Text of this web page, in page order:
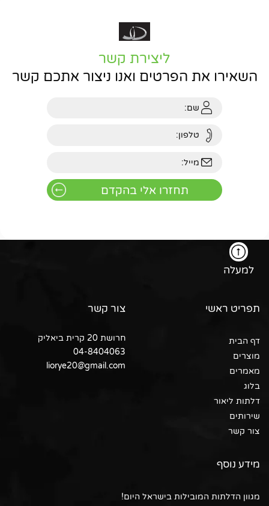
ליצירת קשר
השאירו את הפרטים ואנו ניצור אתכם קשר
תפריט ראשי
דף הבית
מוצרים
מאמרים
בלוג
דלתות ליאור
שירותים
צור קשר
מידע נוסף
מגוון הדלתות המובילות בישראל היום!
צור קשר
חרושת 20 קרית ביאליק
04-8404063
liorye20@gmail.com